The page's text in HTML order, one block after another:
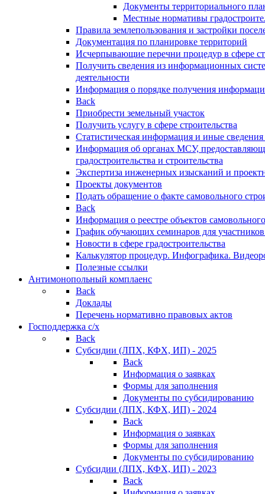
Документы территориального
Местные нормативы
Правила землепользования и застройки
Документация по планировке территорий
Исчерпывающие перечни процедур в сфере
Получить сведения из информационных
деятельности
Информация о порядке получения
Back
Приобрести земельный участок
Получить услугу в сфере строительства
Статистическая информация и иные сведения
Информация об органах МСУ,
градостроительства и строительства
Экспертиза инженерных изысканий и
Проекты документов
Подать обращение о факте самовольного
Back
Информация о реестре объектов
График обучающих семинаров для участников
Новости в сфере градостроительства
Калькулятор процедур. Инфографика.
Полезные ссылки
Антимонопольный комплаенс
Back
Доклады
Перечень нормативно правовых актов
Господдержка с/х
Back
Субсидии (ЛПХ, КФХ, ИП) - 2025
Back
Информация о заявках
Формы для заполнения
Документы по субсидированию
Субсидии (ЛПХ, КФХ, ИП) - 2024
Back
Информация о заявках
Формы для заполнения
Документы по субсидированию
Субсидии (ЛПХ, КФХ, ИП) - 2023
Back